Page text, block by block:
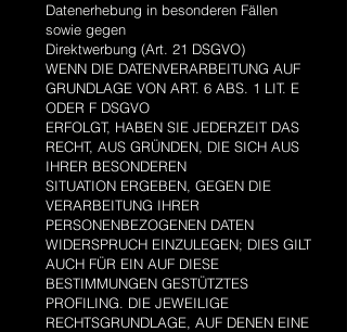
Datenerhebung in besonderen Fällen
sowie gegen
Direktwerbung (Art. 21 DSGVO)
WENN DIE DATENVERARBEITUNG AUF
GRUNDLAGE VON ART. 6 ABS. 1 LIT. E
ODER F DSGVO
ERFOLGT, HABEN SIE JEDERZEIT DAS
RECHT, AUS GRÜNDEN, DIE SICH AUS
IHRER BESONDEREN
SITUATION ERGEBEN, GEGEN DIE
VERARBEITUNG IHRER
PERSONENBEZOGENEN DATEN
WIDERSPRUCH EINZULEGEN; DIES GILT
AUCH FÜR EIN AUF DIESE
BESTIMMUNGEN GESTÜTZTES
PROFILING. DIE JEWEILIGE
RECHTSGRUNDLAGE, AUF DENEN EINE